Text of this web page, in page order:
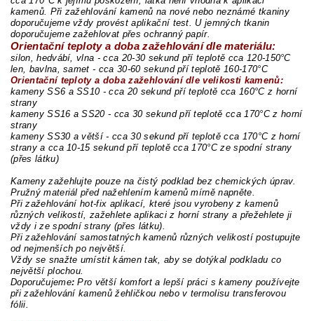
kamenů. Při zažehlování kamenů na nové nebo neznámé tkaniny
doporučujeme vždy provést aplikační test. U jemných tkanin
doporučujeme zažehlovat přes ochranný papír.
Orientační teploty a doba zažehlování dle materiálu:
silon, hedvábí, vlna - cca 20-30 sekund pří teplotě cca 120-150°C
len, bavlna, samet - cca 30-60 sekund pří teplotě 160-170°C
Orientační teploty a doba zažehlování dle velikosti kamenů:
kameny SS6 a SS10 - cca 20 sekund pří teplotě cca 160°C z horní
strany
kameny SS16 a SS20 - cca 30 sekund pří teplotě cca 170°C z horní
strany
kameny SS30 a větší - cca 30 sekund pří teplotě cca 170°C z horní
strany a cca 10-15 sekund pří teplotě cca 170°C ze spodní strany
(přes látku)
Kameny zažehlujte pouze na čistý podklad bez chemických úprav.
Pružný materiál před nažehlením kamenů mírně napněte.
Při zažehlování hot-fix aplikací, které jsou vyrobeny z kamenů
různých velikostí, zažehlete aplikaci z horní strany a přežehlete ji
vždy i ze spodní strany (přes látku).
Při zažehlování samostatných kamenů různých velikostí postupujte
od nejmenších po největší.
Vždy se snažte umístit kámen tak, aby se dotýkal podkladu co
největší plochou.
Doporučujeme: Pro větší komfort a lepší práci s kameny používejte
při zažehlování kamenů žehličkou nebo v termolisu transferovou
fólii.